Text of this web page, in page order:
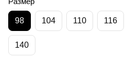
98 104 110 116
140